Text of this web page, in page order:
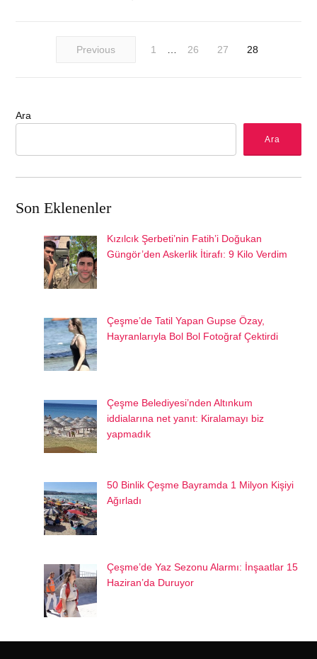
Previous 1 26 27 28
Ara
Ara
Son Eklenenler
Kızılcık Şerbeti’nin Fatih’i Doğukan
Güngör’den Askerlik İtirafı: 9 Kilo Verdim
Çeşme’de Tatil Yapan Gupse Özay,
Hayranlarıyla Bol Bol Fotoğraf Çektirdi
Çeşme Belediyesi’nden Altınkum
iddialarına net yanıt: Kiralamayı biz
yapmadık
50 Binlik Çeşme Bayramda 1 Milyon Kişiyi
Ağırladı
Çeşme’de Yaz Sezonu Alarmı: İnşaatlar 15
Haziran’da Duruyor